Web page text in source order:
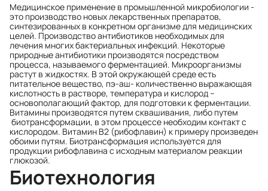
Медицинское применение в промышленной микробиологии -
это производство новых лекарственных препаратов,
синтезированных в конкретном организме для медицинских
целей. Производство антибиотиков необходимых для
лечения многих бактериальных инфекций. Некоторые
природные антибиотики производятся посредством
процесса, называемого ферментацией. Микроорганизмы
растут в жидкостях. В этой окружающей среде есть
питательное вещество, пэ-аш- количественно выражающая
кислотность в растворе, температура и кислород –
основополагающий фактор, для подготовки к ферментации.
Витамины производятся путем сквашивания, либо путем
биотрансформации, в этом процессе необходим контакт с
кислородом. Витамин B2 (рибофлавин) к примеру произведен
обоими путям. Биотрансформация используется для
продукции рибофлавина с исходным материалом реакции
глюкозой.
Биотехнология